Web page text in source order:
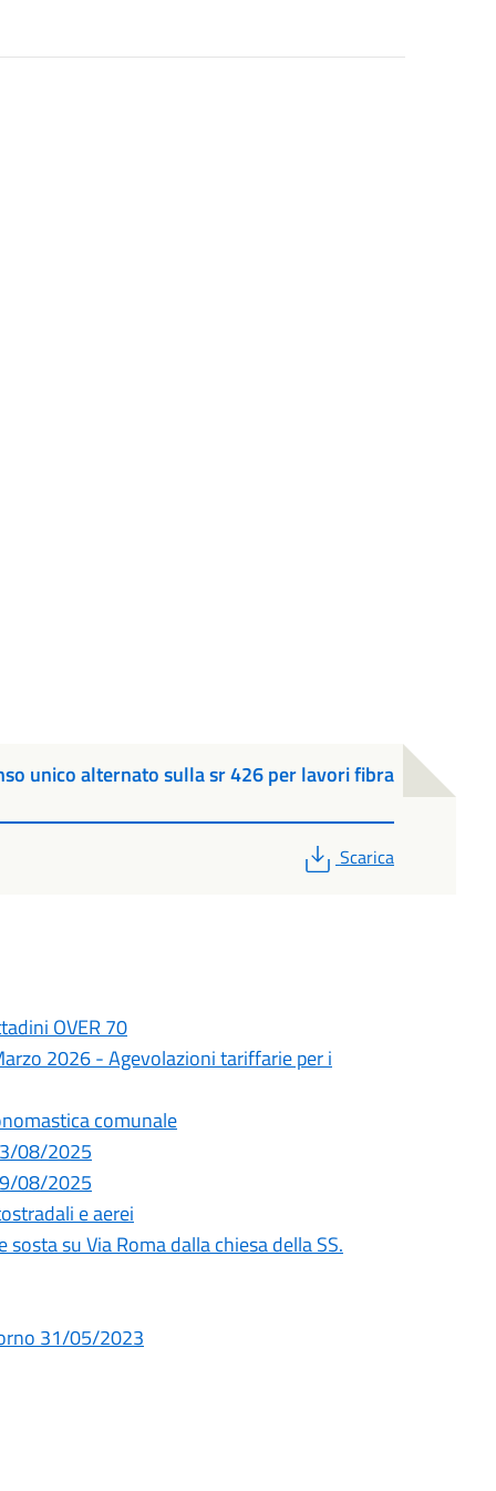
unico alternato sulla sr 426 per lavori fibra
PDF
Scarica
OVER 70
2026 - Agevolazioni tariffarie per i
comunale
08/2025
08/2025
e aerei
su Via Roma dalla chiesa della SS.
31/05/2023